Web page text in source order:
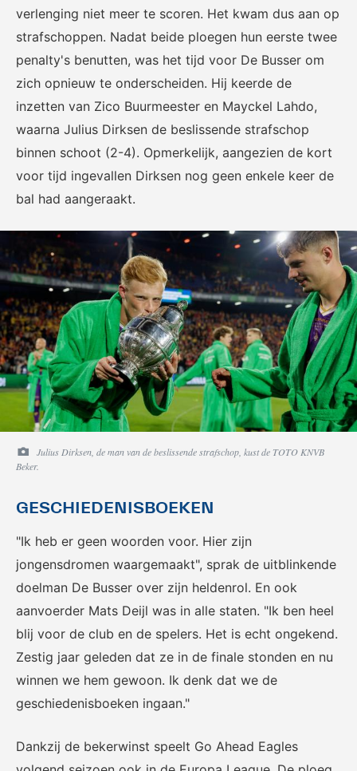
verlenging niet meer te scoren. Het kwam dus aan op
strafschoppen. Nadat beide ploegen hun eerste twee
penalty's benutten, was het tijd voor De Busser om
zich opnieuw te onderscheiden. Hij keerde de
inzetten van Zico Buurmeester en Mayckel Lahdo,
waarna Julius Dirksen de beslissende strafschop
binnen schoot (2-4). Opmerkelijk, aangezien de kort
voor tijd ingevallen Dirksen nog geen enkele keer de
bal had aangeraakt.
Julius Dirksen, de man van de beslissende strafschop, kust de TOTO KNVB
Beker.
GESCHIEDENISBOEKEN
"Ik heb er geen woorden voor. Hier zijn
jongensdromen waargemaakt", sprak de uitblinkende
doelman De Busser over zijn heldenrol. En ook
aanvoerder Mats Deijl was in alle staten. "Ik ben heel
blij voor de club en de spelers. Het is echt ongekend.
Zestig jaar geleden dat ze in de finale stonden en nu
winnen we hem gewoon. Ik denk dat we de
geschiedenisboeken ingaan."
Dankzij de bekerwinst speelt Go Ahead Eagles